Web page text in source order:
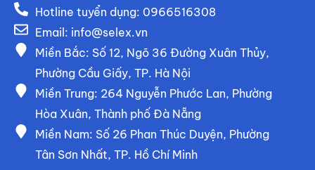
Hotline tuyển dụng: 0966516308
Email: info@selex.vn
Miền Bắc: Số 12, Ngõ 36 Đường Xuân Thủy,
Phường Cầu Giấy, TP. Hà Nội
Miền Trung: 264 Nguyễn Phước Lan, Phường
Hòa Xuân, Thành phố Đà Nẵng
Miền Nam: Số 26 Phan Thúc Duyện, Phường
Tân Sơn Nhất, TP. Hồ Chí Minh